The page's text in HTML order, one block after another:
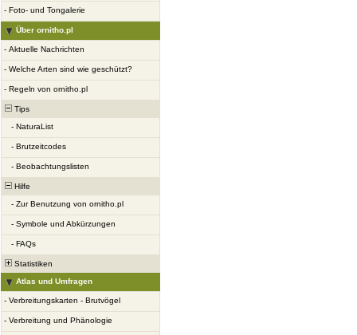
- Foto- und Tongalerie
Über ornitho.pl
- Aktuelle Nachrichten
- Welche Arten sind wie geschützt?
- Regeln von ornitho.pl
Tips
- NaturaList
- Brutzeitcodes
- Beobachtungslisten
Hilfe
- Zur Benutzung von ornitho.pl
- Symbole und Abkürzungen
- FAQs
Statistiken
Atlas und Umfragen
- Verbreitungskarten - Brutvögel
- Verbreitung und Phänologie